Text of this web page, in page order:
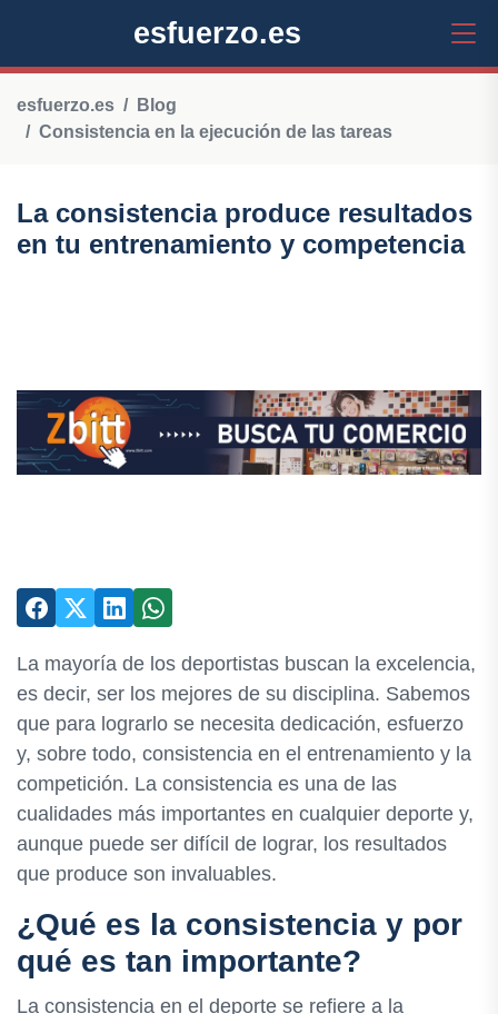
esfuerzo.es
esfuerzo.es
Blog
Consistencia en la ejecución de las tareas
La consistencia produce resultados
en tu entrenamiento y competencia
La mayoría de los deportistas buscan la excelencia,
es decir, ser los mejores de su disciplina. Sabemos
que para lograrlo se necesita dedicación, esfuerzo
y, sobre todo, consistencia en el entrenamiento y la
competición. La consistencia es una de las
cualidades más importantes en cualquier deporte y,
aunque puede ser difícil de lograr, los resultados
que produce son invaluables.
¿Qué es la consistencia y por
qué es tan importante?
La consistencia en el deporte se refiere a la